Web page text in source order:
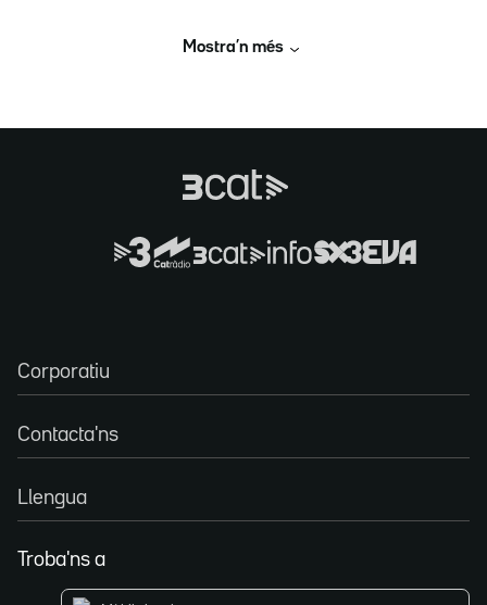
Mostra’n més
Corporatiu
Contacta'ns
Llengua
Troba'ns a